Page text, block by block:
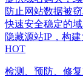
防止网站数据被
快速安全稳定的
隐藏源站IP，构
HOT
检测、预防、修